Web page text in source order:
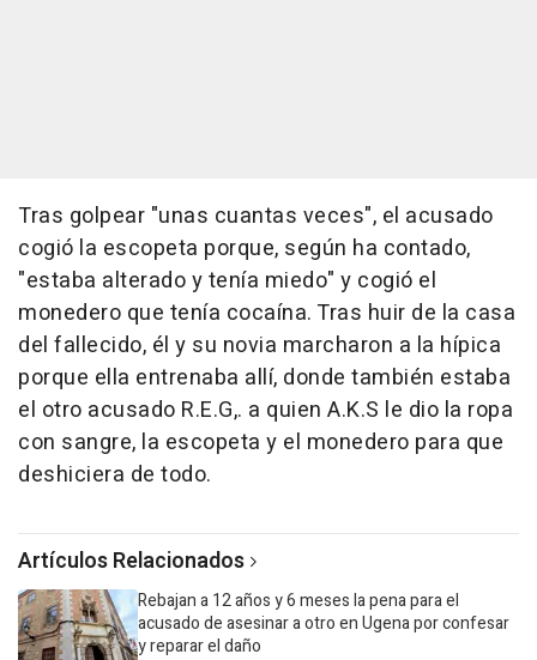
Tras golpear "unas cuantas veces", el acusado
cogió la escopeta porque, según ha contado,
"estaba alterado y tenía miedo" y cogió el
monedero que tenía cocaína. Tras huir de la casa
del fallecido, él y su novia marcharon a la hípica
porque ella entrenaba allí, donde también estaba
el otro acusado R.E.G,. a quien A.K.S le dio la ropa
con sangre, la escopeta y el monedero para que
deshiciera de todo.
Artículos Relacionados
Rebajan a 12 años y 6 meses la pena para el
acusado de asesinar a otro en Ugena por confesar
y reparar el daño